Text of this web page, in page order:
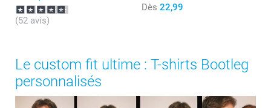
(52 avis)
Dès 22,99
Le custom fit ultime : T-shirts Bootleg
personnalisés